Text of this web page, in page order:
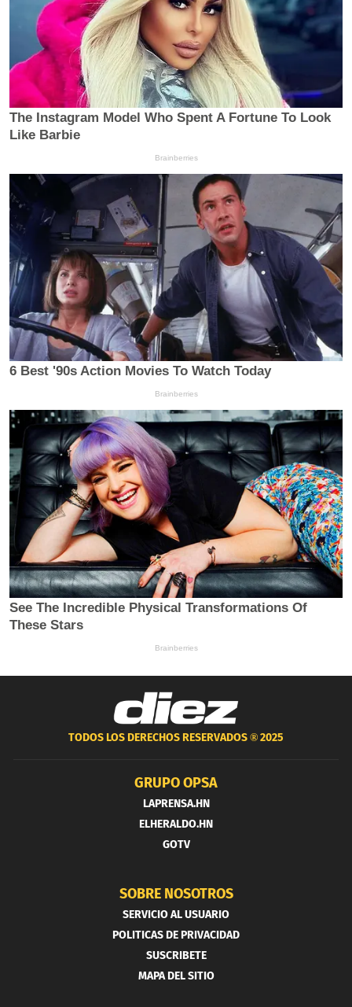
TODOS LOS DERECHOS RESERVADOS ®2025
GRUPO OPSA
LAPRENSA.HN
ELHERALDO.HN
GOTV
SOBRE NOSOTROS
SERVICIO AL USUARIO
POLITICAS DE PRIVACIDAD
SUSCRIBETE
MAPA DEL SITIO